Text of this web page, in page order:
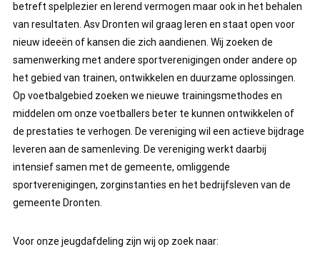
betreft spelplezier en lerend vermogen maar ook in het behalen
van resultaten. Asv Dronten wil graag leren en staat open voor
nieuw ideeën of kansen die zich aandienen. Wij zoeken de
samenwerking met andere sportverenigingen onder andere op
het gebied van trainen, ontwikkelen en duurzame oplossingen.
Op voetbalgebied zoeken we nieuwe trainingsmethodes en
middelen om onze voetballers beter te kunnen ontwikkelen of
de prestaties te verhogen. De vereniging wil een actieve bijdrage
leveren aan de samenleving. De vereniging werkt daarbij
intensief samen met de gemeente, omliggende
sportverenigingen, zorginstanties en het bedrijfsleven van de
gemeente Dronten.
Voor onze jeugdafdeling zijn wij op zoek naar: